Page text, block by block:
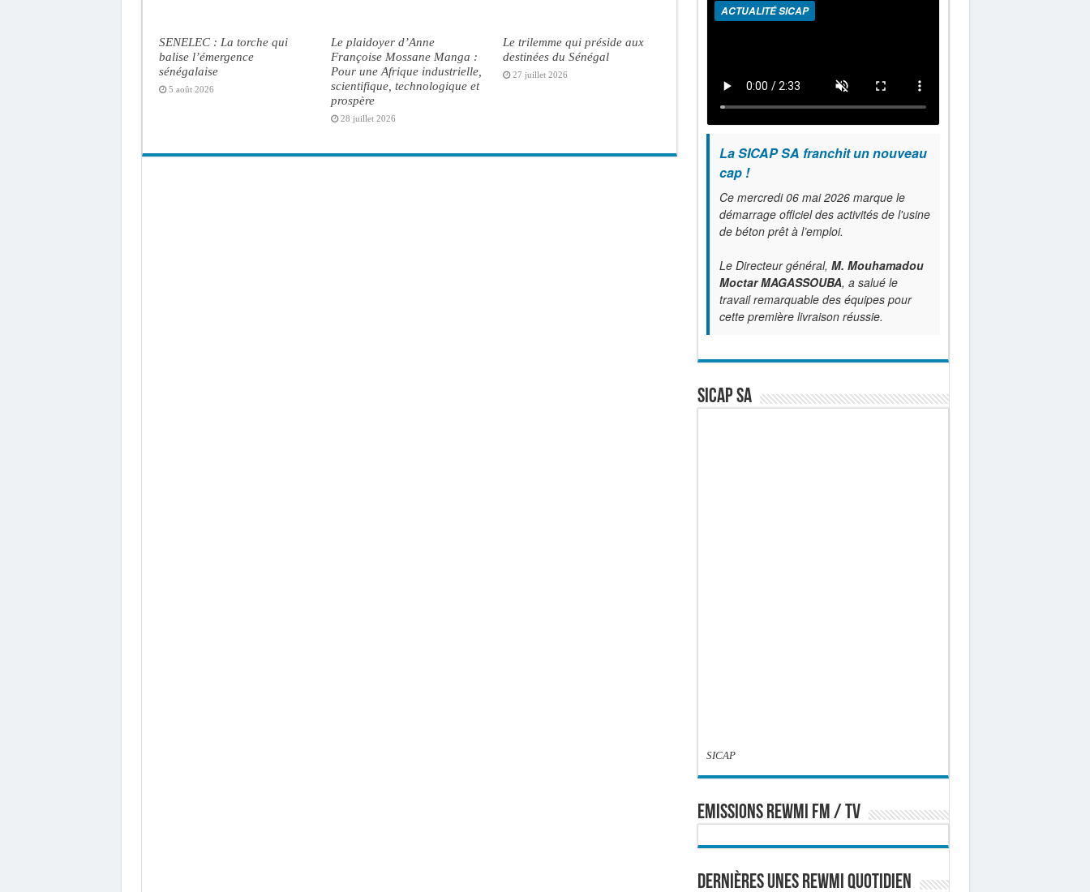
SENELEC : La torche qui
balise l’émergence
sénégalaise
5 août 2026
Le plaidoyer d’Anne
Françoise Mossane Manga :
Pour une Afrique industrielle,
scientifique, technologique et
prospère
28 juillet 2026
Le trilemme qui préside aux
destinées du Sénégal
27 juillet 2026
ACTUALITÉ SICAP
La SICAP SA franchit un nouveau
cap !
Ce mercredi 06 mai 2026 marque le
démarrage officiel des activités de l'usine
de béton prêt à l’emploi.
Le Directeur général, M. Mouhamadou
Moctar MAGASSOUBA, a salué le
travail remarquable des équipes pour
cette première livraison réussie.
SICAP SA
SICAP
EMISSIONS REWMI FM / TV
Dernières Unes Rewmi Quotidien